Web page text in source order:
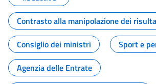
Contrasto alla manipolazione dei
Consiglio dei ministri
Sport e
Agenzia delle Entrate